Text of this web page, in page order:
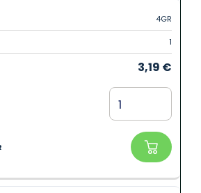
4GR
1
3,19 €